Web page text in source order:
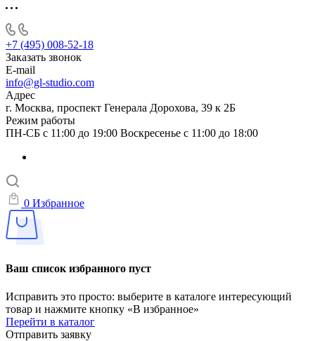
+7 (495) 008-52-18
Заказать звонок
E-mail
info@gl-studio.com
Адрес
г. Москва, проспект Генерала Дорохова, 39 к 2Б
Режим работы
ПН-СБ с 11:00 до 19:00 Воскресенье с 11:00 до 18:00
0 Избранное
Ваш список избранного пуст
Исправить это просто: выберите в каталоге интересующий
товар и нажмите кнопку «В избранное»
Перейти в каталог
Отправить заявку